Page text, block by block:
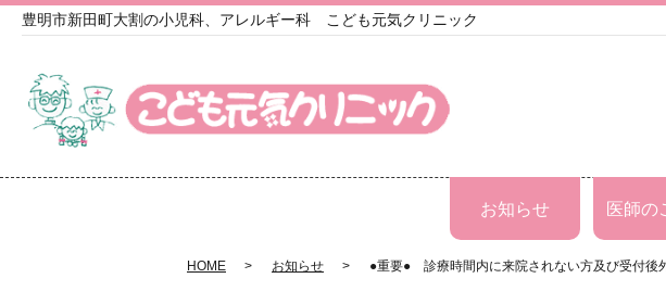
豊明市新田町大割の小児科、アレルギー科 こども元気クリニック
お知らせ 医師の
HOME お知らせ ●重要● 診療時間内に来院されない方及び受付後